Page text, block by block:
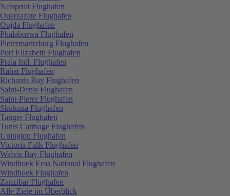
Nelspruit Flughafen
Ouarzazate Flughafen
Oujda Flughafen
Phalaborwa Flughafen
Pietermaritzburg Flughafen
Port Elizabeth Flughafen
Praia Intl. Flughafen
Rabat Flughafen
Richards Bay Flughafen
Saint-Denis Flughafen
Saint-Pierre Flughafen
Skukuza Flughafen
Tanger Flughafen
Tunis Carthage Flughafen
Upington Flughafen
Victoria Falls Flughafen
Walvis Bay Flughafen
Windhoek Eros National Flughafen
Windhoek Flughafen
Zanzibar Flughafen
Alle Ziele im Überblick